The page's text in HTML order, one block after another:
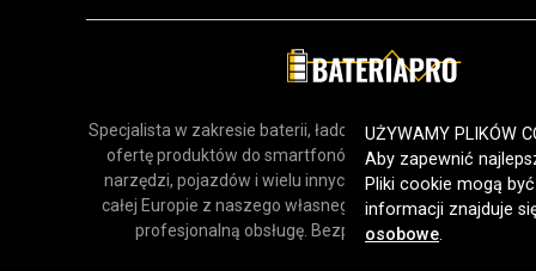
Specjalista w zakresie baterii, ładowarek i akcesoriów.
ofertę produktów do smartfonów, urządzeń
narzędzi, pojazdów i wielu innych zastosowań.
całej Europie z naszego własnego magazynu, oferując
profesjonalną obsługę. Bezpieczne zakupy online od
UŻYWAMY PLIKÓW
Aby zapewnić
Pliki cookie mogą
informacji znajduje
osobowe.